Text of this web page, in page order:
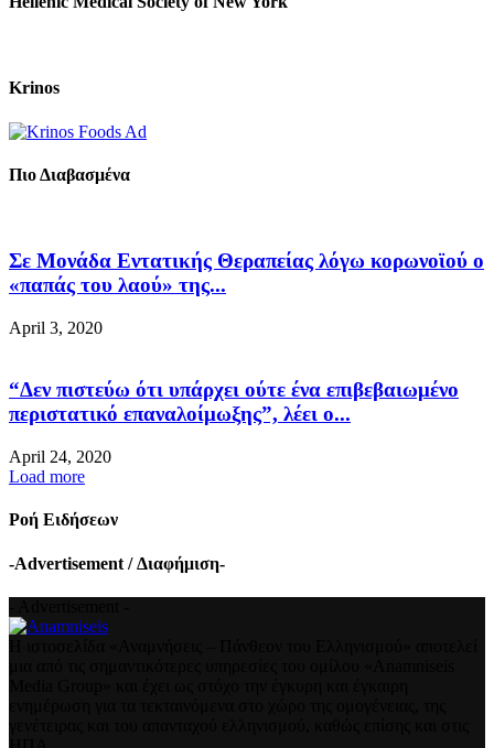
Krinos
Πιο Διαβασμένα
Σε Μονάδα Εντατικής Θεραπείας λόγω κορωνοϊού ο
«παπάς του λαού» της...
April 3, 2020
“Δεν πιστεύω ότι υπάρχει ούτε ένα επιβεβαιωμένο
περιστατικό επαναλοίμωξης”, λέει ο...
April 24, 2020
Load more
Ροή Ειδήσεων
-Advertisement / Διαφήμιση-